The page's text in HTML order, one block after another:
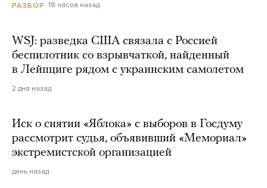
РАЗБОР 18 часов назад
WSJ: разведка США связала с Россией
беспилотник со взрывчаткой, найденный
в Лейпциге рядом с украинским самолетом
2 дня назад
Иск о снятии «Яблока» с выборов в Госдуму
рассмотрит судья, объявивший «Мемориал»
экстремистской организацией
день назад